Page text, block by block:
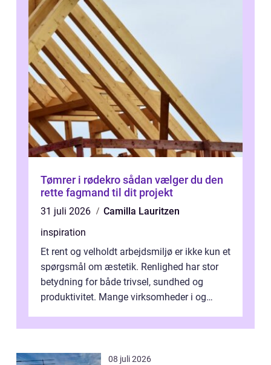
Tømrer i rødekro sådan vælger du den
rette fagmand til dit projekt
31 juli 2026
Camilla Lauritzen
inspiration
Et rent og velholdt arbejdsmiljø er ikke kun et
spørgsmål om æstetik. Renlighed har stor
betydning for både trivsel, sundhed og
produktivitet. Mange virksomheder i og
08 juli 2026